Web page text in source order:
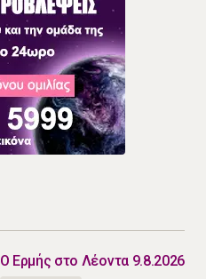
Ο Ερμής στο Λέοντα 9.8.2026